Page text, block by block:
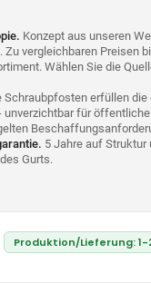
Konzept aus unseren
Zu vergleichbaren Preisen
Wählen Sie die
Schraubpfosten erfüllen
für
5 Jahre auf Struktur
Gurts.
Produktion/Lieferung: 1-